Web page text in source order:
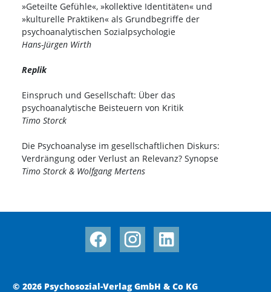
»Geteilte Gefühle«, »kollektive Identitäten« und
»kulturelle Praktiken« als Grundbegriffe der
psychoanalytischen Sozialpsychologie
Hans-Jürgen Wirth
Replik
Einspruch und Gesellschaft: Über das
psychoanalytische Beisteuern von Kritik
Timo Storck
Die Psychoanalyse im gesellschaftlichen Diskurs:
Verdrängung oder Verlust an Relevanz? Synopse
Timo Storck & Wolfgang Mertens
© 2026 Psychosozial-Verlag GmbH & Co KG